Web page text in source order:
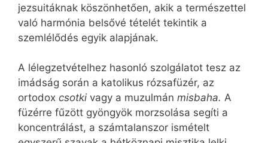
jezsuitáknak köszönhetően, akik a természettel
való harmónia belsővé tételét tekintik a
szemlélődés egyik alapjának.
A lélegzetvételhez hasonló szolgálatot tesz az
imádság során a katolikus rózsafüzér, az
ortodox csotki vagy a muzulmán misbaha. A
füzérre fűzött gyöngyök morzsolása segíti a
koncentrálást, a számtalanszor ismételt